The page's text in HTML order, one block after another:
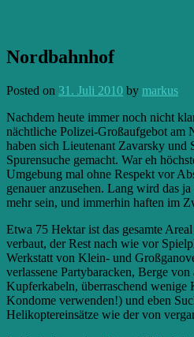
Nordbahnhof
Posted on 31. Juli 2010 by markus
Nachdem heute immer noch nicht
nächtliche Polizei-Großaufgebot am
haben sich Lieutenant Zavarsky und
Spurensuche gemacht. War eh
Umgebung mal ohne Respekt vor
genauer anzusehen. Lang wird das
mehr sein, und immerhin haften im
Etwa 75 Hektar ist das gesamte
verbaut, der Rest nach wie vor
Werkstatt von Klein- und
verlassene Partybaracken, Berge von
Kupferkabeln, überraschend wenige
Kondome verwenden!) und eben
Helikoptereinsätze wie der von